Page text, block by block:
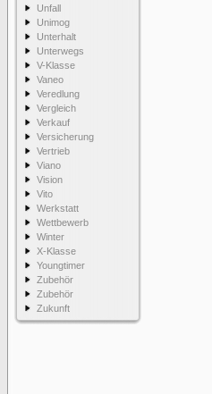
Unfall
Unimog
Unterhalt
Unterwegs
V-Klasse
Vaneo
Veredlung
Vergleich
Verkauf
Versicherung
Vertrieb
Viano
Vision
Vito
Werkstatt
Wettbewerb
Winter
X-Klasse
Youngtimer
Zubehör
Zubehör
Zukunft